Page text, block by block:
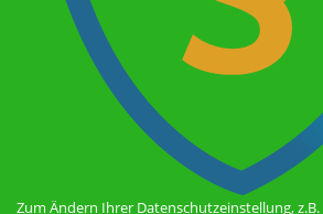
Zum Ändern Ihrer Datenschutzeinstellung,